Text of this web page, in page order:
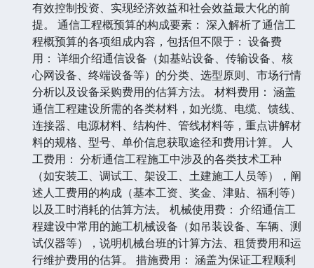
有效控制投资、实现经济效益和社会效益最大化的前
提。 通信工程概预算的构成要素： 深入解析了通信工
程概预算的各项组成内容，包括但不限于： 设备费
用： 详细介绍通信设备（如基站设备、传输设备、核
心网设备、终端设备等）的分类、选型原则、市场行情
分析以及设备采购费用的估算方法。 材料费用： 涵盖
通信工程建设所需的各类材料，如光缆、电缆、馈线、
连接器、电源材料、结构件、管线材料等，重点讲解材
料的规格、型号、单价信息获取途径和费用计算。 人
工费用： 分析通信工程施工中涉及的各类技术工种
（如安装工、调试工、架设工、土建施工人员等），阐
述人工费用的构成（基本工资、奖金、津贴、福利等）
以及工时消耗的估算方法。 机械使用费： 介绍通信工
程建设中常用的施工机械设备（如吊装设备、车辆、测
试仪器等），说明机械台班的计算方法、租赁费用和运
行维护费用的估算。 措施费用： 涵盖为保证工程顺利